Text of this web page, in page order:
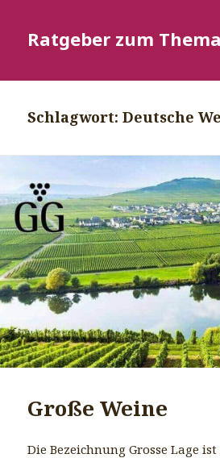
Ratgeber zum
Schlagwort:Deutsche
Große Weine
Die Bezeichnung Grosse Lage